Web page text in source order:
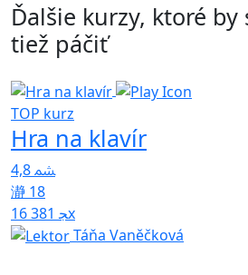
Ďalšie kurzy, ktoré
tiež páčiť
TOP kurz
Hra na klavír
4,8
18
16 381x
Táňa Vaněčková